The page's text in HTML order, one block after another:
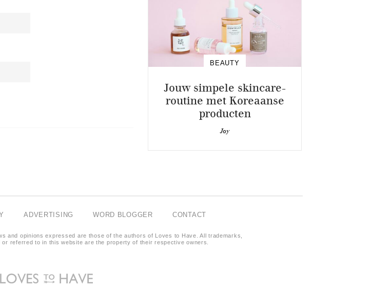
BEAUTY
Jouw simpele skincare-
routine met Koreaanse
producten
Joy
ADVERTISING WORD BLOGGER CONTACT
and opinions expressed are those of the authors of Loves to Have. All trademarks,
referred to in this website are the property of their respective owners.